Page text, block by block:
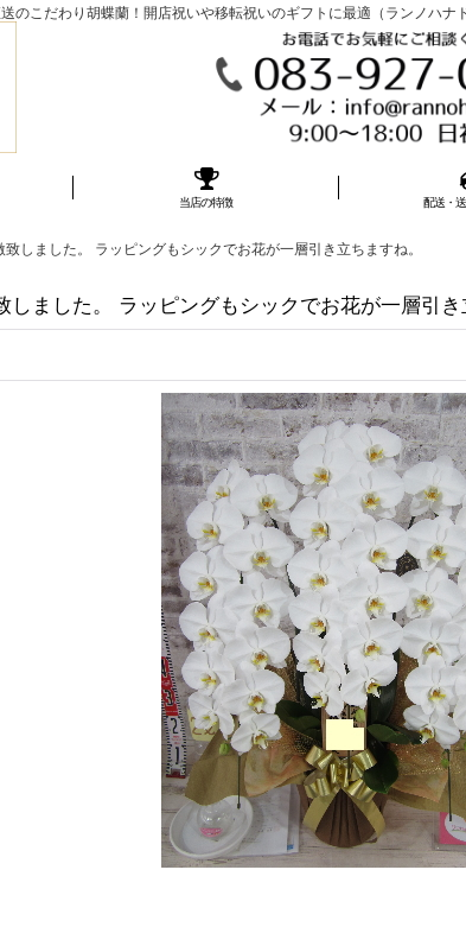
のこだわり胡蝶蘭！開店祝いや移転祝いのギフトに最適（ランノハ
当店の特徴 配送・
しました。 ラッピングもシックでお花が一層引き立ちますね。
ました。 ラッピングもシックでお花が一層引き